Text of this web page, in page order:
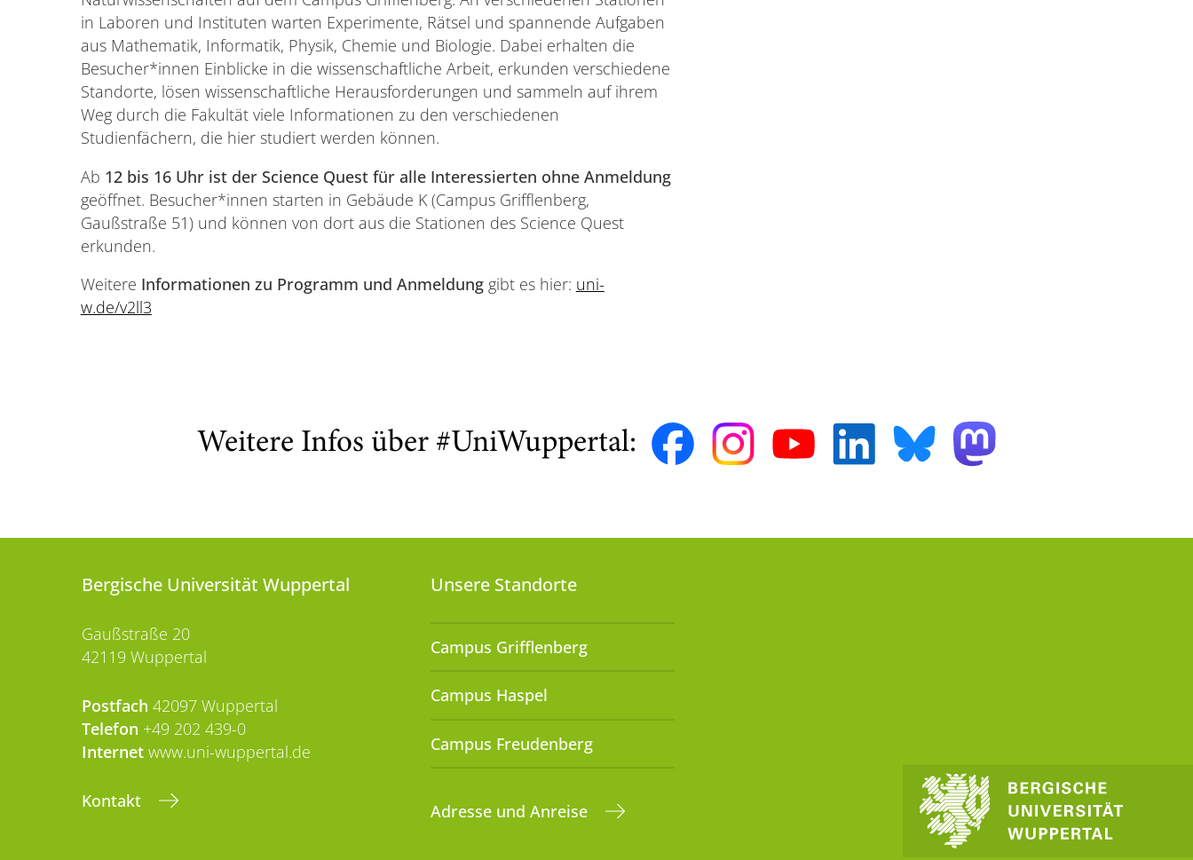
in Laboren und Instituten warten Experimente, Rätsel und spannende Aufgaben
aus Mathematik, Informatik, Physik, Chemie und Biologie. Dabei erhalten die
Besucher*innen Einblicke in die wissenschaftliche Arbeit, erkunden verschiedene
Standorte, lösen wissenschaftliche Herausforderungen und sammeln auf ihrem
Weg durch die Fakultät viele Informationen zu den verschiedenen
Studienfächern, die hier studiert werden können.
Ab 12 bis 16 Uhr ist der Science Quest für alle Interessierten ohne Anmeldung
geöffnet. Besucher*innen starten in Gebäude K (Campus Grifflenberg,
Gaußstraße 51) und können von dort aus die Stationen des Science Quest
erkunden.
Weitere Informationen zu Programm und Anmeldunggibt es hier: uni-
w.de/v2ll3
Weitere Infos über #UniWuppertal:
Bergische Universität Wuppertal
Gaußstraße 20
42119 Wuppertal
Postfach 42097 Wuppertal
Telefon +49 202 439-0
Internet www.uni-wuppertal.de
Kontakt
Unsere Standorte
Campus Grifflenberg
Campus Haspel
Campus Freudenberg
Adresse und Anreise